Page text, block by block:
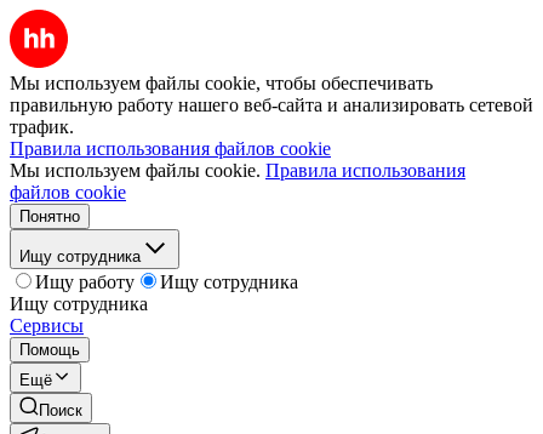
Мы используем файлы cookie, чтобы обеспечивать
правильную работу нашего веб-сайта и анализировать сетевой
трафик.
Правила использования файлов cookie
Мы используем файлы cookie. Правила использования
файлов cookie
Понятно
Ищу сотрудника
Ищу работу
Ищу сотрудника
Ищу сотрудника
Сервисы
Помощь
Ещё
Поиск